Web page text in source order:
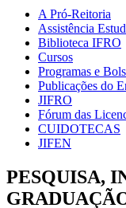
A Pró-Reitoria
Assistência
Biblioteca IFRO
Cursos
Programas e
Publicações do
JIFRO
Fórum das
CUIDOTECAS
JIFEN
PESQUISA,